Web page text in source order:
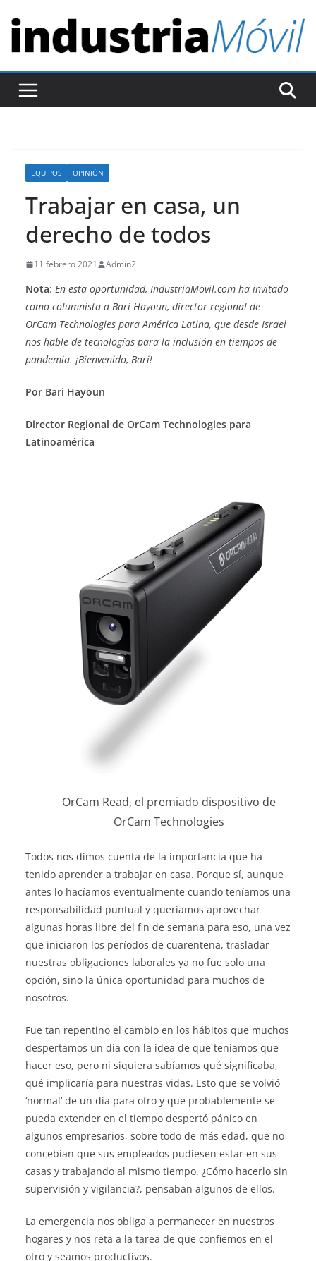
t
r
EQUIPOS OPINIÓN
Trabajar en casa, un
derecho de todos
11 febrero 2021 Admin2
Nota: En esta oportunidad, IndustriaMovil.com ha invitado
como columnista a Bari Hayoun, director regional de
OrCam Technologies para América Latina, que desde Israel
nos hable de tecnologías para la inclusión en tiempos de
pandemia. ¡Bienvenido, Bari!
Por Bari Hayoun
Director Regional de OrCam Technologies para
Latinoamérica
OrCam Read, el premiado dispositivo de
OrCam Technologies
Todos nos dimos cuenta de la importancia que ha
tenido aprender a trabajar en casa. Porque sí, aunque
antes lo hacíamos eventualmente cuando teníamos una
responsabilidad puntual y queríamos aprovechar
algunas horas libre del fin de semana para eso, una vez
que iniciaron los períodos de cuarentena, trasladar
nuestras obligaciones laborales ya no fue solo una
opción, sino la única oportunidad para muchos de
nosotros.
Fue tan repentino el cambio en los hábitos que muchos
despertamos un día con la idea de que teníamos que
hacer eso, pero ni siquiera sabíamos qué significaba,
qué implicaría para nuestras vidas. Esto que se volvió
‘normal’ de un día para otro y que probablemente se
pueda extender en el tiempo despertó pánico en
algunos empresarios, sobre todo de más edad, que no
concebían que sus empleados pudiesen estar en sus
casas y trabajando al mismo tiempo. ¿Cómo hacerlo sin
supervisión y vigilancia?, pensaban algunos de ellos.
La emergencia nos obliga a permanecer en nuestros
hogares y nos reta a la tarea de que confiemos en el
otro y seamos productivos.